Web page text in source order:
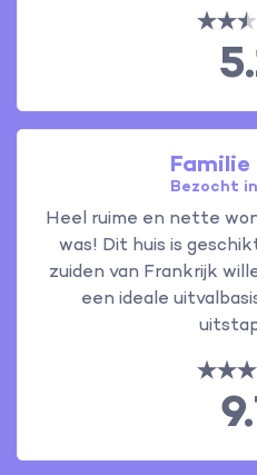
Familie
Bezocht
Heel ruime en nette
was! Dit huis is
zuiden van Frankrijk
een ideale